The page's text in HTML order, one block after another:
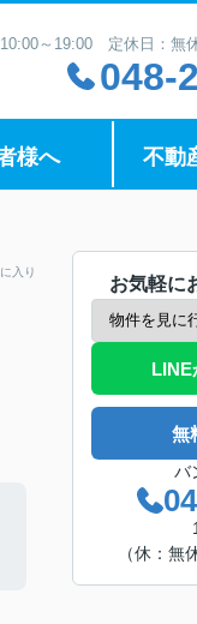
～19:00 定休日：無
048-
様へ 不動
入り
お気軽に
LINE
無
バ
（休：無